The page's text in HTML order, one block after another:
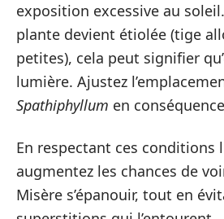
exposition excessive au
plante devient étiolée (tige
petites), cela peut signifier
lumière. Ajustez
Spathiphyllum en
En respectant ces conditions
augmentez les chances de
Misère s’épanouir, tout en